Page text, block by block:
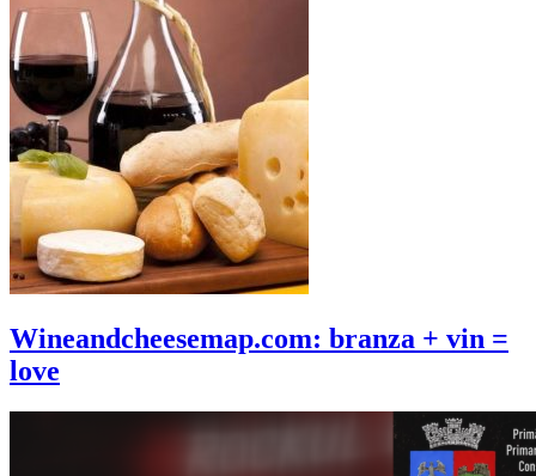
Wineandcheesemap.com: branza + vin =
love